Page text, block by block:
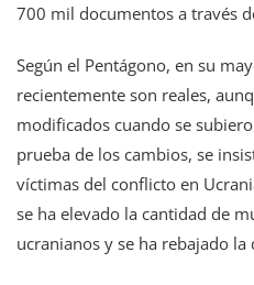
700 mil documentos a través
Según el Pentágono, en su
recientemente son reales,
modificados cuando se
prueba de los cambios, se
víctimas del conflicto en
se ha elevado la cantidad de
ucranianos y se ha rebajado la